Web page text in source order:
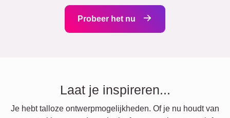
Probeer het nu
Laat je inspireren...
Je hebt talloze ontwerpmogelijkheden. Of je nu houdt van